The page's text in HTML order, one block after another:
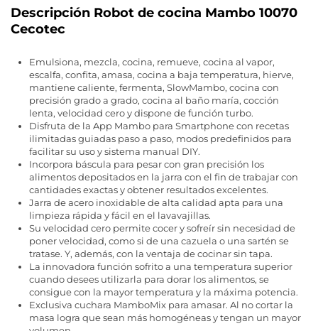
Descripción Robot de cocina Mambo 10070
Cecotec
Emulsiona, mezcla, cocina, remueve, cocina al vapor,
escalfa, confita, amasa, cocina a baja temperatura, hierve,
mantiene caliente, fermenta, SlowMambo, cocina con
precisión grado a grado, cocina al baño maría, cocción
lenta, velocidad cero y dispone de función turbo.
Disfruta de la App Mambo para Smartphone con recetas
ilimitadas guiadas paso a paso, modos predefinidos para
facilitar su uso y sistema manual DIY.
Incorpora báscula para pesar con gran precisión los
alimentos depositados en la jarra con el fin de trabajar con
cantidades exactas y obtener resultados excelentes.
Jarra de acero inoxidable de alta calidad apta para una
limpieza rápida y fácil en el lavavajillas.
Su velocidad cero permite cocer y sofreír sin necesidad de
poner velocidad, como si de una cazuela o una sartén se
tratase. Y, además, con la ventaja de cocinar sin tapa.
La innovadora función sofrito a una temperatura superior
cuando desees utilizarla para dorar los alimentos, se
consigue con la mayor temperatura y la máxima potencia.
Exclusiva cuchara MamboMix para amasar. Al no cortar la
masa logra que sean más homogéneas y tengan un mayor